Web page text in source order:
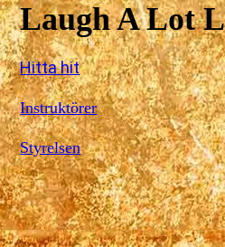
Laugh A Lot
Hitta hit
Instruktörer
Styrelsen